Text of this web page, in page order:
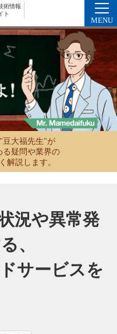
術情報
ト
MENU
豆大福先生"が
る疑問や業界の
解説します。
況や異常発
、
サービスを